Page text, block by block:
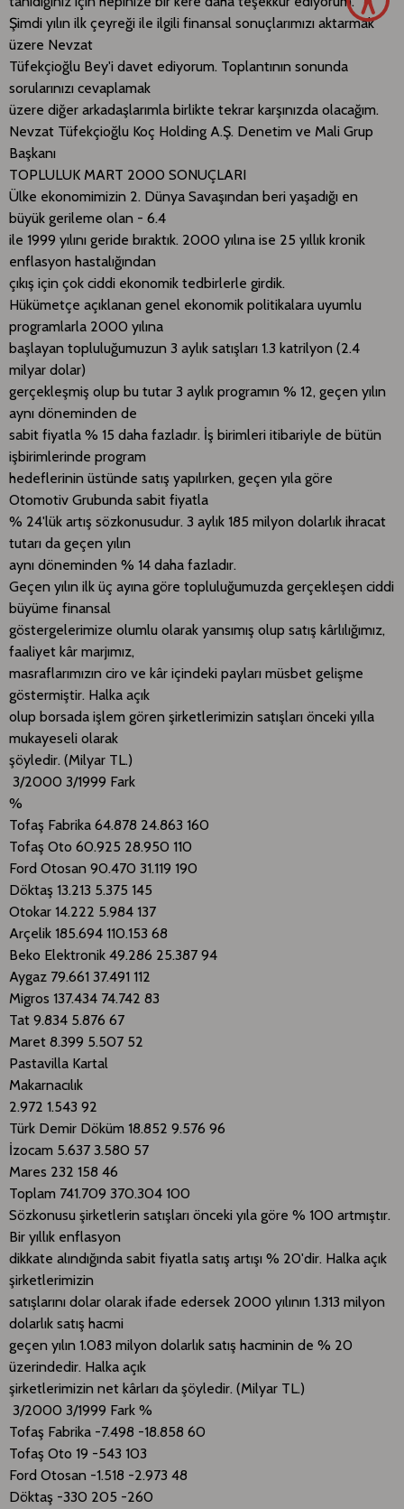
Şimdi yılın ilk çeyreği ile ilgili finansal sonuçlarımızı aktarmak
üzere Nevzat
Tüfekçioğlu Bey'i davet ediyorum. Toplantının sonunda
sorularınızı cevaplamak
üzere diğer arkadaşlarımla birlikte tekrar karşınızda olacağım.
Nevzat Tüfekçioğlu Koç Holding A.Ş. Denetim ve Mali Grup
Başkanı
TOPLULUK MART 2000 SONUÇLARI
Ülke ekonomimizin 2. Dünya Savaşından beri yaşadığı en
büyük gerileme olan - 6.4
ile 1999 yılını geride bıraktık. 2000 yılına ise 25 yıllık kronik
enflasyon hastalığından
çıkış için çok ciddi ekonomik tedbirlerle girdik.
Hükümetçe açıklanan genel ekonomik politikalara uyumlu
programlarla 2000 yılına
başlayan topluluğumuzun 3 aylık satışları 1.3 katrilyon (2.4
milyar dolar)
gerçekleşmiş olup bu tutar 3 aylık programın % 12, geçen yılın
aynı döneminden de
sabit fiyatla % 15 daha fazladır. İş birimleri itibariyle de bütün
işbirimlerinde program
hedeflerinin üstünde satış yapılırken, geçen yıla göre
Otomotiv Grubunda sabit fiyatla
% 24'lük artış sözkonusudur. 3 aylık 185 milyon dolarlık ihracat
tutarı da geçen yılın
aynı döneminden % 14 daha fazladır.
Geçen yılın ilk üç ayına göre topluluğumuzda gerçekleşen ciddi
büyüme finansal
göstergelerimize olumlu olarak yansımış olup satış kârlılığımız,
faaliyet kâr marjımız,
masraflarımızın ciro ve kâr içindeki payları müsbet gelişme
göstermiştir. Halka açık
olup borsada işlem gören şirketlerimizin satışları önceki yılla
mukayeseli olarak
şöyledir. (Milyar TL.)
3/2000 3/1999 Fark
%
Tofaş Fabrika 64.878 24.863 160
Tofaş Oto 60.925 28.950 110
Ford Otosan 90.470 31.119 190
Döktaş 13.213 5.375 145
Otokar 14.222 5.984 137
Arçelik 185.694 110.153 68
Beko Elektronik 49.286 25.387 94
Aygaz 79.661 37.491 112
Migros 137.434 74.742 83
Tat 9.834 5.876 67
Maret 8.399 5.507 52
Pastavilla Kartal
Makarnacılık
2.972 1.543 92
Türk Demir Döküm 18.852 9.576 96
İzocam 5.637 3.580 57
Mares 232 158 46
Toplam 741.709 370.304 100
Sözkonusu şirketlerin satışları önceki yıla göre % 100 artmıştır.
Bir yıllık enflasyon
dikkate alındığında sabit fiyatla satış artışı % 20'dir. Halka açık
şirketlerimizin
satışlarını dolar olarak ifade edersek 2000 yılının 1.313 milyon
dolarlık satış hacmi
geçen yılın 1.083 milyon dolarlık satış hacminin de % 20
üzerindedir. Halka açık
şirketlerimizin net kârları da şöyledir. (Milyar TL.)
3/2000 3/1999 Fark %
Tofaş Fabrika -7.498 -18.858 60
Tofaş Oto 19 -543 103
Ford Otosan -1.518 -2.973 48
Döktaş -330 205 -260